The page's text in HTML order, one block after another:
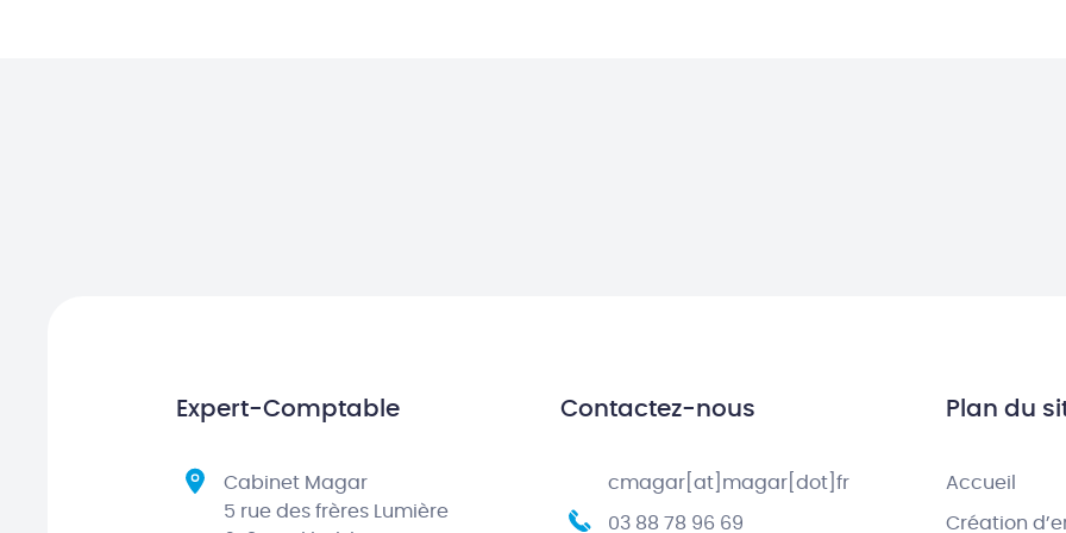
Expert-Comptable
Cabinet Magar
5 rue des frères Lumière
Contactez-nous
cmagar[at]magar[dot]fr
03 88 78 96 69
Plan du
Accueil
Création